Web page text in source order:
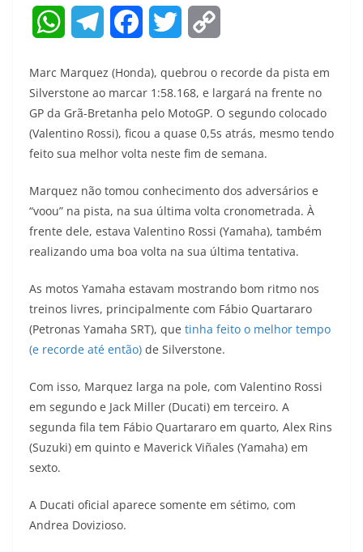
W
a
t
s
p
p
l
e
g
r
a
m
c
e
b
o
k
i
t
t
e
r
p
y
L
n
k
Marc Marquez (Honda), quebrou o recorde da pista em
Silverstone ao marcar 1:58.168, e largará na frente no
GP da Grã-Bretanha pelo MotoGP. O segundo colocado
(Valentino Rossi), ficou a quase 0,5s atrás, mesmo tendo
feito sua melhor volta neste fim de semana.
Marquez não tomou conhecimento dos adversários e
“voou” na pista, na sua última volta cronometrada. À
frente dele, estava Valentino Rossi (Yamaha), também
realizando uma boa volta na sua última tentativa.
As motos Yamaha estavam mostrando bom ritmo nos
treinos livres, principalmente com Fábio Quartararo
(Petronas Yamaha SRT), que tinha feito o melhor tempo
(e recorde até então) de Silverstone.
Com isso, Marquez larga na pole, com Valentino Rossi
em segundo e Jack Miller (Ducati) em terceiro. A
segunda fila tem Fábio Quartararo em quarto, Alex Rins
(Suzuki) em quinto e Maverick Viñales (Yamaha) em
sexto.
A Ducati oficial aparece somente em sétimo, com
Andrea Dovizioso.